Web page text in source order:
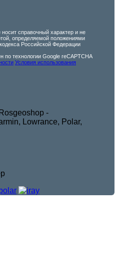
справочный характер и не
определяемой положениями
Российской Федерации
по технологии Google reCAPTCHA
Условия использования
-
Lowrance, Polar,